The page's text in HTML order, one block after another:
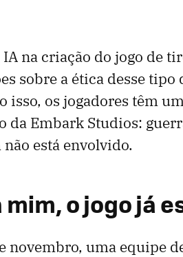
IA na criação do jogo de
sobre a ética desse
isso, os jogadores têm
da Embark Studios:
está envolvido.
mim, o jogo já
novembro, uma equipe